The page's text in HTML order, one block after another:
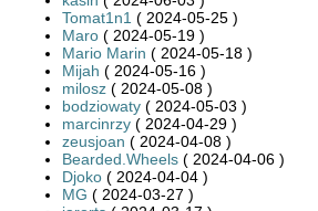
Tomat1n1 ( 2024-05-25 )
Maro( 2024-05-19 )
Mario Marin ( 2024-05-18 )
Mijah ( 2024-05-16 )
milosz( 2024-05-08 )
bodziowaty( 2024-05-03 )
marcinrzy( 2024-04-29 )
zeusjoan ( 2024-04-08 )
Bearded.Wheels( 2024-04-06 )
Djoko( 2024-04-04 )
MG ( 2024-03-27 )